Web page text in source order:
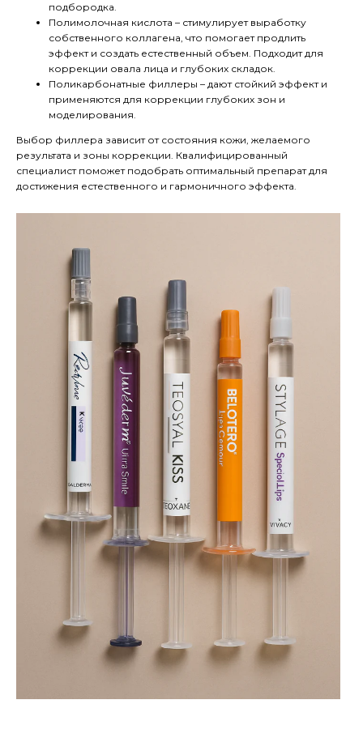
подбородка.
Полимолочная кислота – стимулирует выработку
собственного коллагена, что помогает продлить
эффект и создать естественный объем. Подходит для
коррекции овала лица и глубоких складок.
Поликарбонатные филлеры – дают стойкий эффект и
применяются для коррекции глубоких зон и
моделирования.
Выбор филлера зависит от состояния кожи, желаемого
результата и зоны коррекции. Квалифицированный
специалист поможет подобрать оптимальный препарат для
достижения естественного и гармоничного эффекта.